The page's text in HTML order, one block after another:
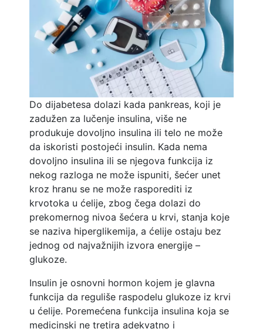
Do dijabetesa dolazi kada pankreas, koji je
zadužen za lučenje insulina, više ne
produkuje dovoljno insulina ili telo ne može
da iskoristi postojeći insulin. Kada nema
dovoljno insulina ili se njegova funkcija iz
nekog razloga ne može ispuniti, šećer unet
kroz hranu se ne može rasporediti iz
krvotoka u ćelije, zbog čega dolazi do
prekomernog nivoa šećera u krvi, stanja koje
se naziva hiperglikemija, a ćelije ostaju bez
jednog od najvažnijih izvora energije –
glukoze.
Insulin je osnovni hormon kojem je glavna
funkcija da reguliše raspodelu glukoze iz krvi
u ćelije. Poremećena funkcija insulina koja se
medicinski ne tretira adekvatno i